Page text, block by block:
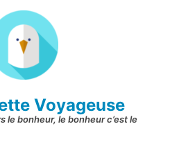
Voyageuse
le bonheur, le bonheur c’est le